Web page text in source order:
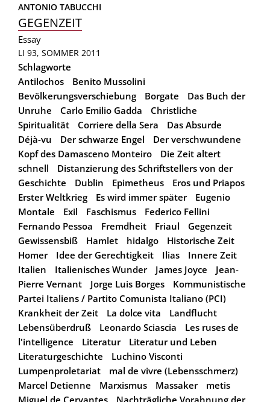
ANTONIO TABUCCHI
GEGENZEIT
Essay
LI 93, SOMMER 2011
Schlagworte
Antilochos
Benito Mussolini
Bevölkerungsverschiebung
Borgate
Das Buch der
Unruhe
Carlo Emilio Gadda
Christliche
Spiritualität
Corriere della Sera
Das Absurde
Déjà-vu
Der schwarze Engel
Der verschwundene
Kopf des Damasceno Monteiro
Die Zeit altert
schnell
Distanzierung des Schriftstellers von der
Geschichte
Dublin Epimetheus
Eros und Priapos
Erster Weltkrieg
Es wird immer später
Eugenio
Montale
Exil Faschismus
Federico Fellini
Fernando Pessoa
Fremdheit Friaul
Gegenzeit
Gewissensbiß
Hamlet hidalgo
Historische Zeit
Homer
Idee der Gerechtigkeit Ilias
Innere Zeit
Italien
Italienisches Wunder James Joyce
Jean-
Pierre Vernant
Jorge Luis Borges
Kommunistische
Partei Italiens / Partito Comunista Italiano (PCI)
Krankheit der Zeit
La dolce vita
Landflucht
Lebensüberdruß
Leonardo Sciascia
Les ruses de
l'intelligence
Literatur
Literatur und Leben
Literaturgeschichte
Luchino Visconti
Lumpenproletariat
mal de vivre (Lebensschmerz)
Marcel Detienne
Marxismus Massaker
metis
Miguel de Cervantes
Nachträgliche Vorahnung der